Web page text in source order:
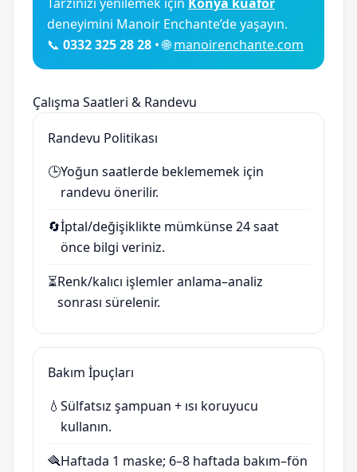
deneyimini Manoir Enchante’de yaşayın.
📞 0332 325 28 28 • 🌐manoirenchante.com
Çalışma Saatleri & Randevu
Randevu Politikası
🕒Yoğun saatlerde beklememek için
randevu önerilir.
🔄İptal/değişiklikte mümkünse 24 saat
önce bilgi veriniz.
⏳Renk/kalıcı işlemler anlama–analiz
sonrası sürelenir.
Bakım İpuçları
💧 Sülfatsız şampuan + ısı koruyucu
kullanın.
🪮Haftada 1 maske; 6–8 haftada bakım–fön